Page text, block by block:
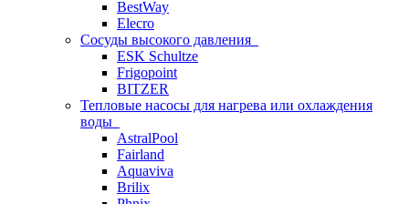
BestWay
Elecro
Сосуды высокого давления
ESK Schultze
Frigopoint
BITZER
Тепловые насосы для нагрева или охлаждения
воды
AstralPool
Fairland
Aquaviva
Brilix